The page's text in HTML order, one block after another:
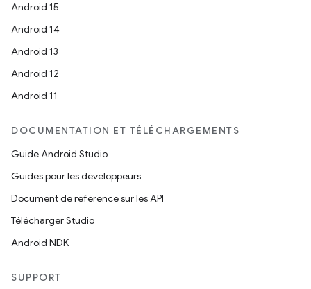
Android 15
Android 14
Android 13
Android 12
Android 11
DOCUMENTATION ET TÉLÉCHARGEMENTS
Guide Android Studio
Guides pour les développeurs
Document de référence sur les API
Télécharger Studio
Android NDK
SUPPORT